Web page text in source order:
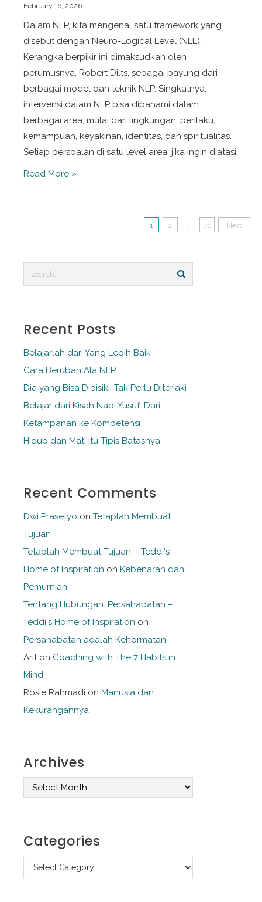
February 16, 2026
Dalam NLP, kita mengenal satu framework yang
disebut dengan Neuro-Logical Level (NLL).
Kerangka berpikir ini dimaksudkan oleh
perumusnya, Robert Dilts, sebagai payung dari
berbagai model dan teknik NLP. Singkatnya,
intervensi dalam NLP bisa dipahami dalam
berbagai area, mulai dari lingkungan, perilaku,
kemampuan, keyakinan, identitas, dan spiritualitas.
Setiap persoalan di satu level area, jika ingin diatasi,
Identitas
Read More »
Posts
1 2 … 71 Next
Recent Posts
Belajarlah dari Yang Lebih Baik
Cara Berubah Ala NLP
Dia yang Bisa Dibisiki, Tak Perlu Diteriaki
Belajar dari Kisah Nabi Yusuf: Dari
Ketampanan ke Kompetensi
Hidup dan Mati Itu Tipis Batasnya
Recent Comments
Dwi Prasetyo on Tetaplah Membuat
Tujuan
Tetaplah Membuat Tujuan – Teddi's
Home of Inspiration on Kebenaran dan
Pemurnian
Tentang Hubungan: Persahabatan –
Teddi's Home of Inspiration on
Persahabatan adalah Kehormatan
Arifon Coaching with The 7 Habits in
Mind
Rosie Rahmadi on Manusia dan
Kekurangannya
Archives
Categories